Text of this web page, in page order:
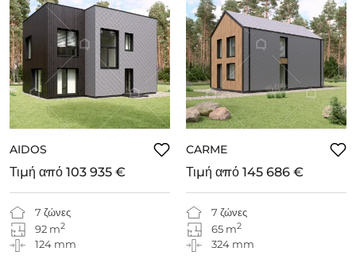
AIDOS
7 ζώνες
92 m2
124 mm
Τιμή από 103 935 €
CARME
7 ζώνες
65 m2
324 mm
Τιμή από 145 686 €